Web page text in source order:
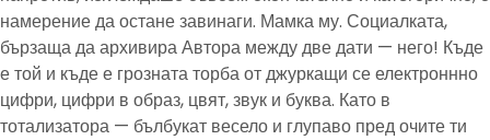
намерение да остане завинаги. Мамка му. Социалката,
бързаща да архивира Автора между две дати — него! Къде
е той и къде е грозната торба от джуркащи се електроннно
цифри, цифри в образ, цвят, звук и буква. Като в
тотализатора — бълбукат весело и глупаво пред очите ти